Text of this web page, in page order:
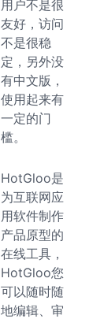
用户不是很
友好，访问
不是很稳
定，另外没
有中文版，
使用起来有
一定的门
槛。
HotGloo是
为互联网应
用软件制作
产品原型的
在线工具，
HotGloo您
可以随时随
地编辑、审